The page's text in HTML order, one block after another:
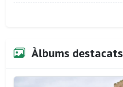
Àlbums destacats